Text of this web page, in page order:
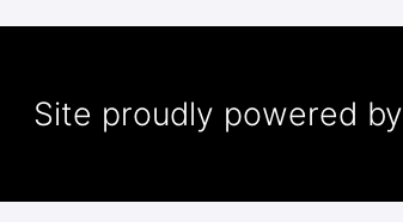
Site proudly powered by